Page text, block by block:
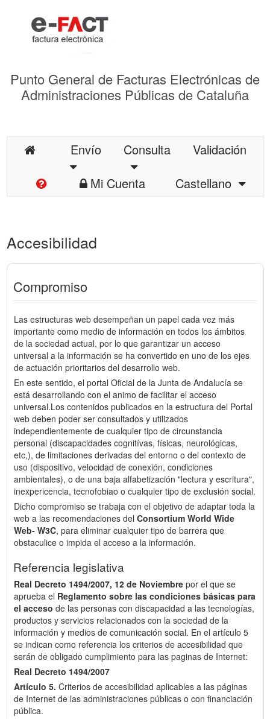
Punto General de Facturas Electrónicas de
Administraciones Públicas de Cataluña
Envío Consulta
Validación
Mi Cuenta
Castellano
Accesibilidad
Compromiso
Las estructuras web desempeñan un papel cada vez más
importante como medio de información en todos los ámbitos
de la sociedad actual, por lo que garantizar un acceso
universal a la información se ha convertido en uno de los ejes
de actuación prioritarios del desarrollo web.
En este sentido, el portal Oficial de la Junta de Andalucía se
está desarrollando con el animo de facilitar el acceso
universal.Los contenidos publicados en la estructura del Portal
web deben poder ser consultados y utilizados
independientemente de cualquier tipo de circunstancia
personal (discapacidades cognitívas, físicas, neurológicas,
etc,), de limitaciones derivadas del entorno o del contexto de
uso (dispositivo, velocidad de conexión, condiciones
ambientales), o de una baja alfabetización "lectura y escritura",
inexpericencia, tecnofobiao o cualquier tipo de exclusión social.
Dicho compromiso se trabaja con el objetivo de adaptar toda la
web a las recomendaciones del Consortium World Wide
Web- W3C, para eliminar cualquier tipo de barrera que
obstaculice o impida el acceso a la información.
Referencia legislativa
Real Decreto 1494/2007, 12 de Noviembre por el que se
aprueba el Reglamento sobre las condiciones básicas para
el acceso de las personas con discapacidad a las tecnologías,
productos y servicios relacionados con la sociedad de la
información y medios de comunicación social. En el artículo 5
se indican como referencia los criterios de accesibilidad que
serán de obligado cumplimiento para las paginas de Internet:
Real Decreto 1494/2007
Artículo 5. Criterios de accesibilidad aplicables a las páginas
de Internet de las administraciones públicas o con financiación
pública.